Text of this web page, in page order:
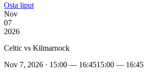
Osta liput
Nov
07
2026
Celtic vs Kilmarnock
Nov 7, 2026 · 15:00 — 16:4515:00 — 16:45